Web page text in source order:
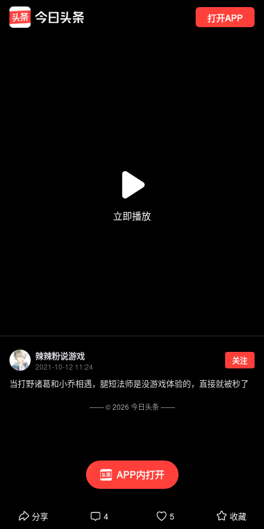
打开APP
APP内打开
辣辣粉说游戏
2021-10-12 11:24
关注
当打野诸葛和小乔相遇，腿短法师是没游戏体验的，直接就被秒了
分享 4 5 收藏
—— ©2026 今日头条——